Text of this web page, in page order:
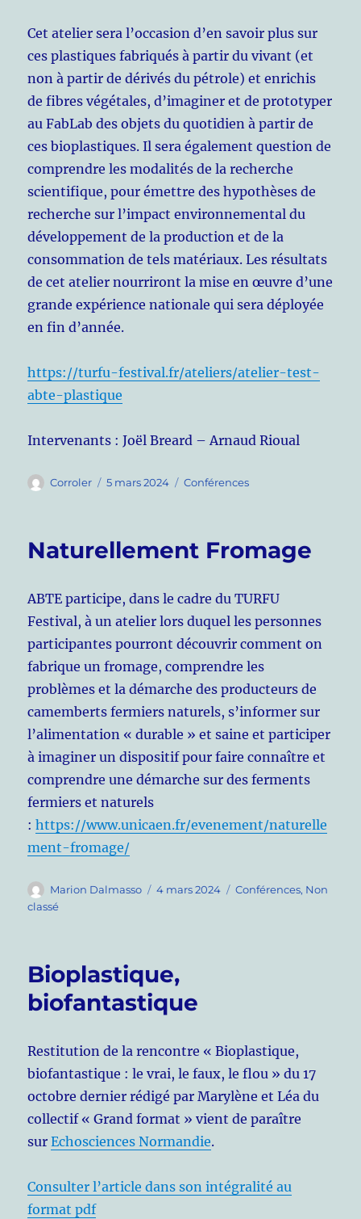
Cet atelier sera l’occasion d’en savoir plus sur
ces plastiques fabriqués à partir du vivant (et
non à partir de dérivés du pétrole) et enrichis
de fibres végétales, d’imaginer et de prototyper
au FabLab des objets du quotidien à partir de
ces bioplastiques. Il sera également question de
comprendre les modalités de la recherche
scientifique, pour émettre des hypothèses de
recherche sur l’impact environnemental du
développement de la production et de la
consommation de tels matériaux. Les résultats
de cet atelier nourriront la mise en œuvre d’une
grande expérience nationale qui sera déployée
en fin d’année.
https://turfu-festival.fr/ateliers/atelier-test-
abte-plastique
Intervenants : Joël Breard – Arnaud Rioual
Auteur
Corroler
Publié
5 mars 2024 Catégories
Conférences
Naturellement Fromage
ABTE participe, dans le cadre du TURFU
Festival, à un atelier lors duquel les personnes
participantes pourront découvrir comment on
fabrique un fromage, comprendre les
problèmes et la démarche des producteurs de
camemberts fermiers naturels, s’informer sur
l’alimentation « durable » et saine et participer
à imaginer un dispositif pour faire connaître et
comprendre une démarche sur des ferments
fermiers et naturels
:https://www.unicaen.fr/evenement/naturelle
ment-fromage/
Auteur
Marion Dalmasso
Publié
4 mars 2024 Catégories
Conférences, Non
classé
Bioplastique,
biofantastique
Restitution de la rencontre « Bioplastique,
biofantastique : le vrai, le faux, le flou » du 17
octobre dernier rédigé par Marylène et Léa du
collectif « Grand format » vient de paraître
surEchosciences Normandie.
Consulter l’article dans son intégralité au
format pdf